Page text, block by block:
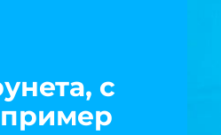
с
пример